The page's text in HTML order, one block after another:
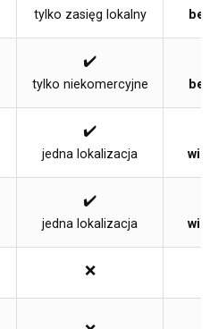
tylko zasięg lokalny
✔️
tylko niekomercyjne
✔️
jedna lokalizacja
✔️
jedna lokalizacja
❌